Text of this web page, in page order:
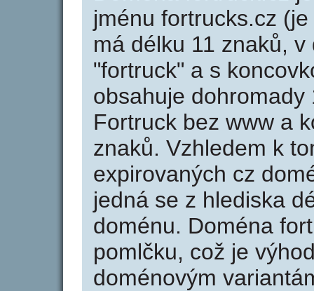
jménu fortrucks.cz
má délku 11 znaků,
"fortruck" a s
obsahuje
Fortruck bez www a
znaků. Vzhledem k
expirovaných cz
jedná se z hlediska
doménu. Doména
pomlčku, což je
doménovým